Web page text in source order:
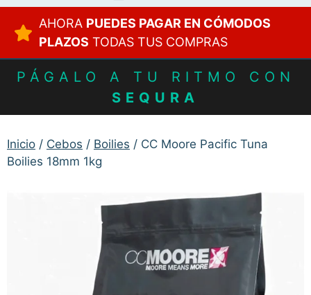
AHORA PUEDES PAGAR EN CÓMODOS
PLAZOS TODAS TUS COMPRAS
PÁGALO A TU RITMO CON
SEQURA
Inicio / Cebos / Boilies / CC Moore Pacific Tuna
Boilies 18mm 1kg